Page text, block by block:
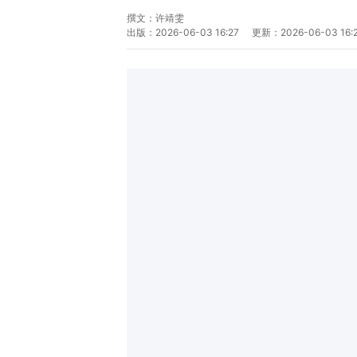
撰文： 许靖雯
出版： 2026-06-03 16:27 更新： 2026-06-03